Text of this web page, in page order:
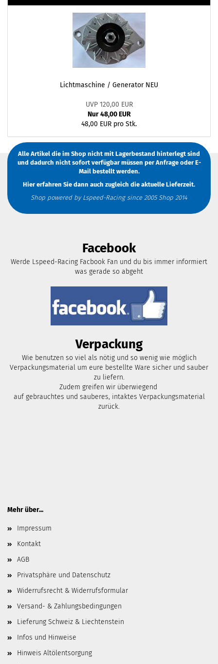
Lichtmaschine / Generator NEU
UVP 120,00 EUR
Nur 48,00 EUR
48,00 EUR pro Stk.
Alle Artikel die im Shop nicht mit Lagerbestand hinterlegt sind
und dadurch nicht sofort verfügbar müssen per AnfrageoderE-
Mailbestellt werden.
Hier erfahren Sie dann auch zugleich die aktuelle Lieferzeit.
Shop powered by Lspeed-Racing since 2005 Shop 2014
Facebook
Werde Lspeed-Racing Facbook Fan und du bis immer informiert
was gerade so abgeht
Verpackung
Wie benutzen so viel als nötig und so wenig wie möglich
Verpackungsmaterial um eure bestellte Ware sicher und sauber
zu liefern.
Zudem greifen wir überwiegend
auf gebrauchtes und sauberes, intaktes Verpackungsmaterial
zurück.
Mehr über...
Impressum
Kontakt
AGB
Privatsphäre und Datenschutz
Widerrufsrecht & Widerrufsformular
Versand- & Zahlungsbedingungen
Lieferung Schweiz & Liechtenstein
Infos und Hinweise
Hinweis Altölentsorgung